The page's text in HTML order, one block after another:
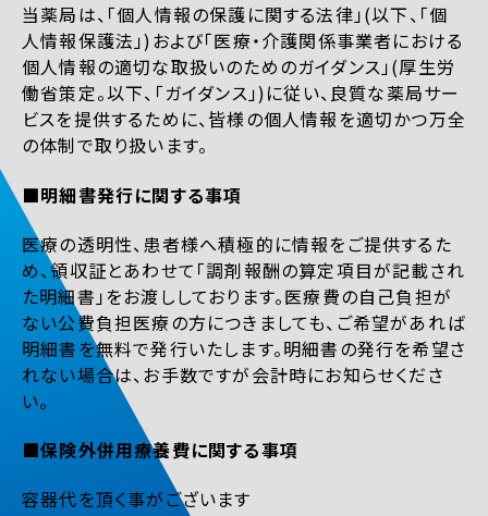
当薬局は、「個人情報の保護に関する法律」(以下、「個
人情報保護法」)および「医療・介護関係事業者における
個人情報の適切な取扱いのためのガイダンス」(厚生労
働省策定。以下、「ガイダンス」)に従い、良質な薬局サー
ビスを提供するために、皆様の個人情報を適切かつ万全
の体制で取り扱います。
■明細書発行に関する事項
医療の透明性、患者様へ積極的に情報をご提供するた
め、領収証とあわせて「調剤報酬の算定項目が記載され
た明細書」をお渡ししております。医療費の自己負担が
ない公費負担医療の方につきましても、ご希望があれば
明細書を無料で発行いたします。明細書の発行を希望さ
れない場合は、お手数ですが会計時にお知らせくださ
い。
■保険外併用療養費に関する事項
容器代を頂く事がございます